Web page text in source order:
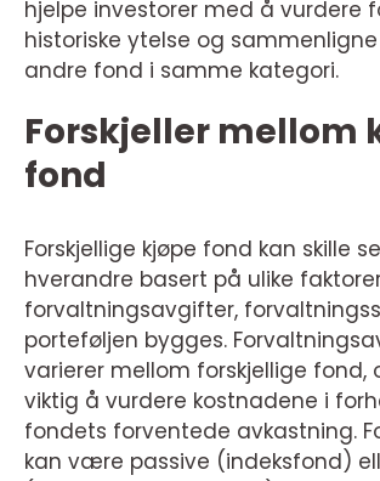
hjelpe investorer med å vurdere
historiske ytelse og
andre fond i samme kategori.
Forskjeller mellom
fond
Forskjellige kjøpe fond kan skille
hverandre basert på ulike
forvaltningsavgifter,
porteføljen bygges.
varierer mellom forskjellige fond,
viktig å vurdere kostnadene i
fondets forventede avkastning.
kan være passive (indeksfond)